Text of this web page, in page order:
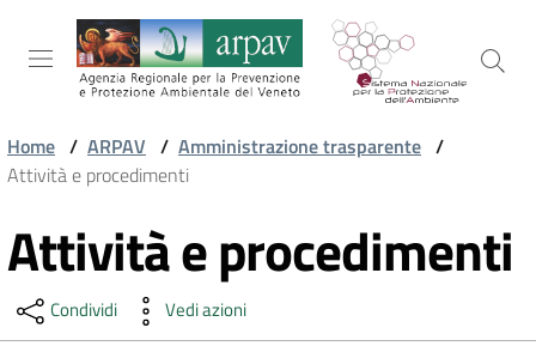
Salta al contenuto
Salta alla navigazione
Salta al footer
ARPAV
AMBIENTALI
Home / ARPAV / Amministrazione trasparente /
Attività e procedimenti
Vai al contenuto
Attività e procedimenti
Condividi Vedi azioni